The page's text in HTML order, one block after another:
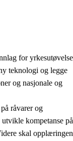
for yrkesutøvelse
teknologi og legge
og nasjonale og
råvarer og
kompetanse på
skal opplæringen